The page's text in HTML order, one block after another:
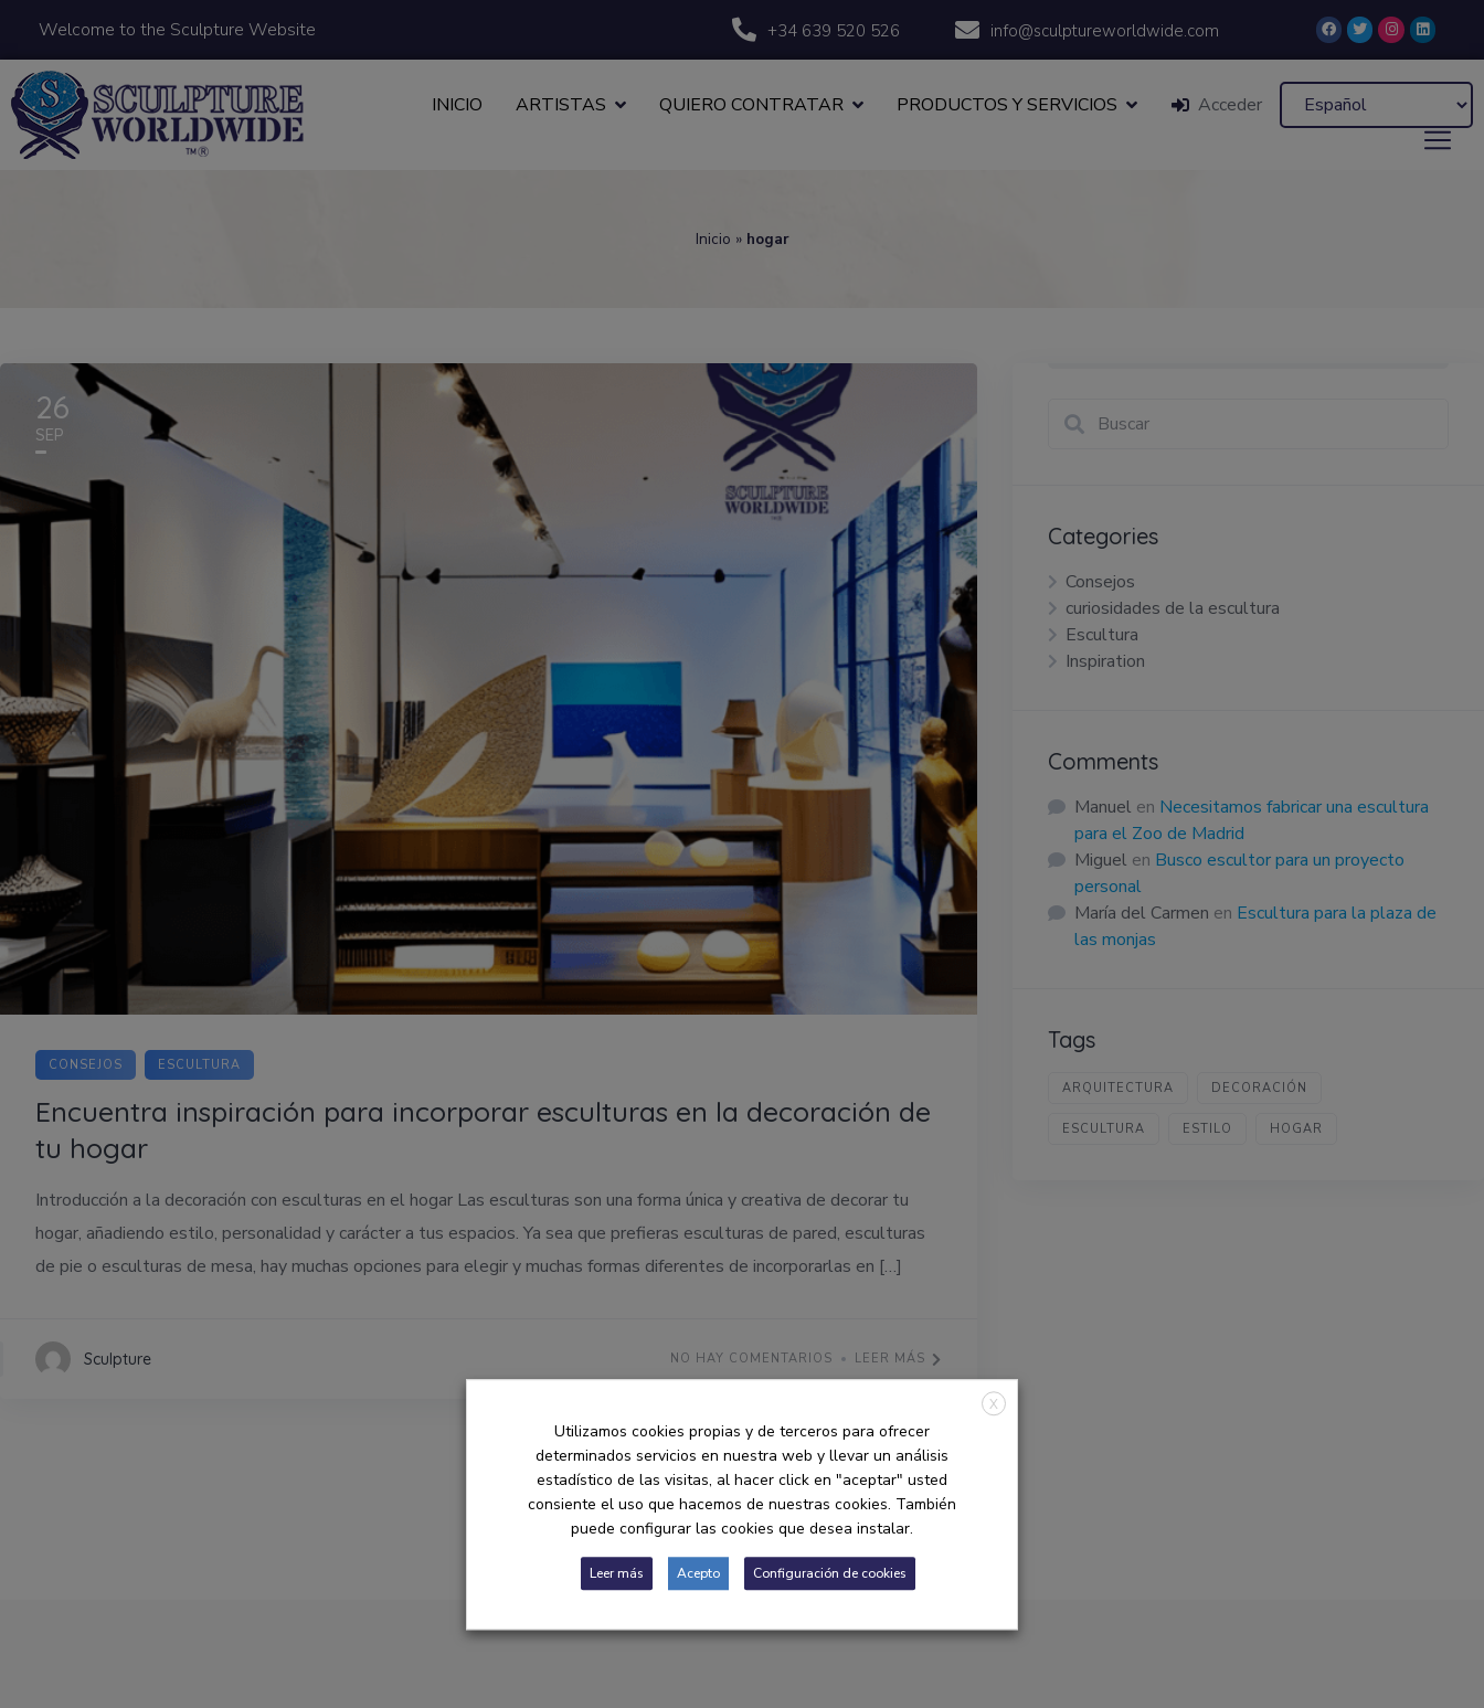
Welcome to the Sculpture Website +34 639 520 526 info@sculptureworldwide.com
INICIO ARTISTAS QUIERO CONTRATAR PRODUCTOS Y SERVICIOS Acceder
Inicio » hogar
26
SEP
CONSEJOS ESCULTURA
Encuentra inspiración para incorporar esculturas en la decoración de
tu hogar
Introducción a la decoración con esculturas en el hogar Las esculturas son una forma única y creativa de decorar tu
hogar, añadiendo estilo, personalidad y carácter a tus espacios. Ya sea que prefieras esculturas de pared, esculturas
de pie o esculturas de mesa, hay muchas opciones para elegir y muchas formas diferentes de incorporarlas en […]
Sculpture NO HAY COMENTARIOS LEER MÁS
Categories
Consejos
curiosidades de la escultura
Escultura
Inspiration
Comments
Manuel en Necesitamos fabricar una escultura
para el Zoo de Madrid
Miguel en Busco escultor para un proyecto
personal
María del Carmen en Escultura para la plaza de
las monjas
Tags
ARQUITECTURA DECORACIÓN
ESCULTURA ESTILO HOGAR
X
Utilizamos cookies propias y de terceros para ofrecer
determinados servicios en nuestra web y llevar un análisis
estadístico de las visitas, al hacer click en "aceptar" usted
consiente el uso que hacemos de nuestras cookies. También
puede configurar las cookies que desea instalar.
Leer más Acepto Configuración de cookies